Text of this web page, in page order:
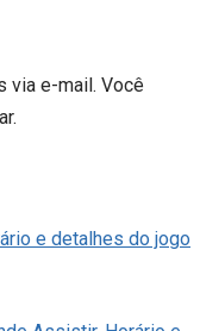
via e-mail. Você
e detalhes do jogo